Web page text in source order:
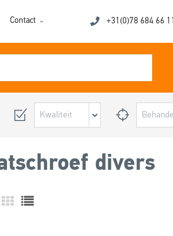
Contact +31(0)78 684 66 11
divers